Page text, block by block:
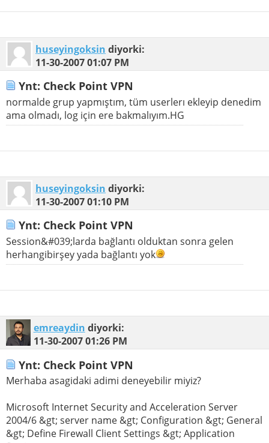
huseyingoksin diyorki:
11-30-200701:07 PM
Ynt: Check Point VPN
normalde grup yapmıştım, tüm userlerı ekleyip denedim
ama olmadı, log için ere bakmalıyım.HG
huseyingoksin diyorki:
11-30-200701:10 PM
Ynt: Check Point VPN
Session&#039;larda bağlantı olduktan sonra gelen
herhangibirşey yada bağlantı yok
emreaydin diyorki:
11-30-200701:26 PM
Ynt: Check Point VPN
Merhaba asagidaki adimi deneyebilir miyiz?
Microsoft Internet Security and Acceleration Server
2004/6 &gt; server name &gt; Configuration &gt; General
&gt; Define Firewall Client Settings &gt; Application